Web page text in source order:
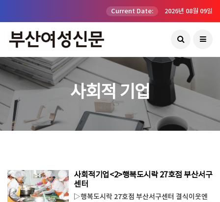
Current Date: 2026년 08월 09일
사회적 기업
사회적기업<2>행복도시락 27호점 부산서구
센터
▷행복도시락 27호점 부산서구센터 결식이웃엔